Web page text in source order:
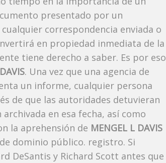
presentado por un
correspondencia enviada o
en propiedad inmediata de la
tiene derecho a saber. Es por eso
. Una vez que una agencia de
un informe, cualquier persona
de que las autoridades detuvieran
en esa fecha, así como
la aprehensión de MENGEL L DAVIS
dominio público. registro. Si
DeSantis y Richard Scott antes que